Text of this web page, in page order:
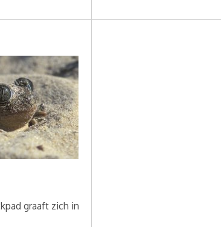
graaft zich in